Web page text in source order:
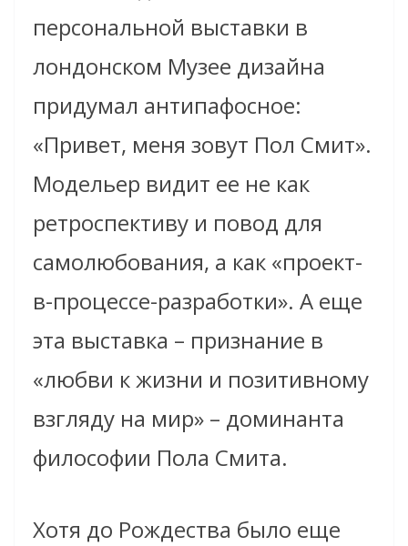
персональной выставки в
лондонском Музее дизайна
придумал антипафосное:
«Привет, меня зовут Пол Смит».
Модельер видит ее не как
ретроспективу и повод для
самолюбования, а как «проект-
в-процессе-разработки». А еще
эта выставка – признание в
«любви к жизни и позитивному
взгляду на мир» – доминанта
философии Пола Смита.
Хотя до Рождества было еще